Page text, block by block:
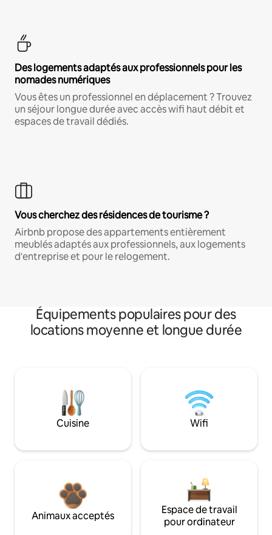
Des logements adaptés aux professionnels pour les
nomades numériques
Vous êtes un professionnel en déplacement ? Trouvez
un séjour longue durée avec accès wifi haut débit et
espaces de travail dédiés.
Vous cherchez des résidences de tourisme ?
Airbnb propose des appartements entièrement
meublés adaptés aux professionnels, aux logements
d'entreprise et pour le relogement.
Équipements populaires pour des
locations moyenne et longue durée
Cuisine Wifi
Animaux acceptés
Espace de travail
pour ordinateur